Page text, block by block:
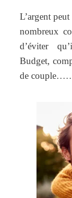
L’argent
nombreux
d’éviter
Budget,
de